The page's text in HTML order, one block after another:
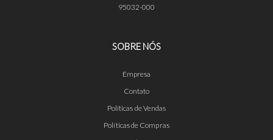
95032-000
SOBRE NÓS
Empresa
Contato
Políticas de Vendas
Políticas de Compras